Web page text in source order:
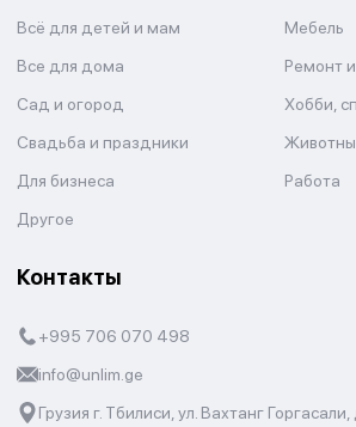
Всё для детей и мам
Мебель
Все для дома
Ремонт
Сад и огород
Хобби,
Свадьба и праздники
Для бизнеса
Работа
Другое
Контакты
+995 706 070 498
info@unlim.ge
Грузия г. Тбилиси, ул. Вахтанг Горгасали,